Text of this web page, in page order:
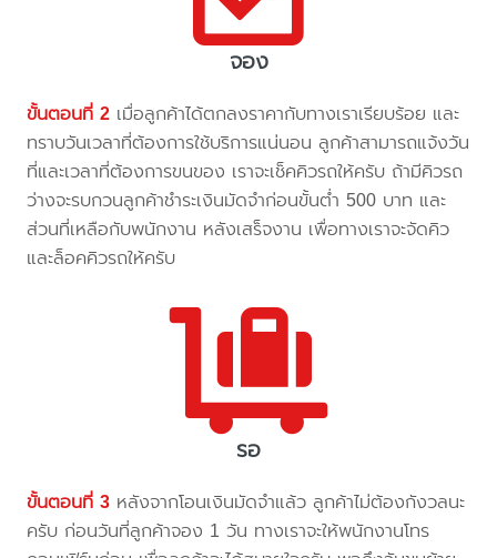
จอง
ขั้นตอนที่ 2 เมื่อลูกค้าได้ตกลงราคากับทางเราเรียบร้อย และ
ทราบวันเวลาที่ต้องการใช้บริการแน่นอน ลูกค้าสามารถแจ้งวัน
ที่และเวลาที่ต้องการขนของ เราจะเช็คคิวรถให้ครับ ถ้ามีคิวรถ
ว่างจะรบกวนลูกค้าชำระเงินมัดจำก่อนขั้นต่ำ 500 บาท และ
ส่วนที่เหลือกับพนักงาน หลังเสร็จงาน เพื่อทางเราจะจัดคิว
และล็อคคิวรถให้ครับ
รอ
ขั้นตอนที่ 3 หลังจากโอนเงินมัดจำแล้ว ลูกค้าไม่ต้องกังวลนะ
ครับ ก่อนวันที่ลูกค้าจอง 1 วัน ทางเราจะให้พนักงานโทร